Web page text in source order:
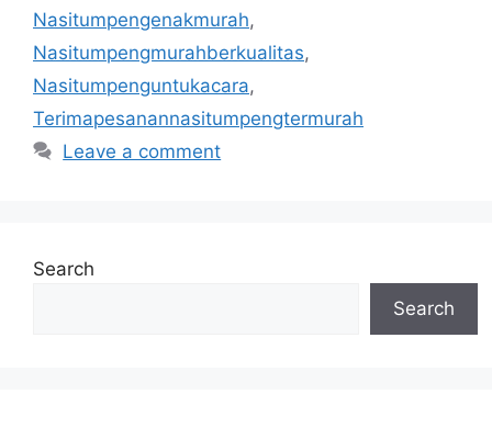
Nasitumpengenakmurah,
Nasitumpengmurahberkualitas,
Nasitumpenguntukacara,
Terimapesanannasitumpengtermurah
Leave a comment
Search
Search